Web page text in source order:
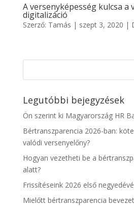
A versenyképesség kulcsa a
digitalizáció
Szerző: Tamás | szept 3, 2020 |
Legutóbbi bejegyzések
Ön szerint ki Magyarország HR
Bértranszparencia 2026-ban:
valódi versenyelőny?
Hogyan vezetheti be a
alatt?
Frissítéseink 2026 első
Mielőtt bértranszparencia